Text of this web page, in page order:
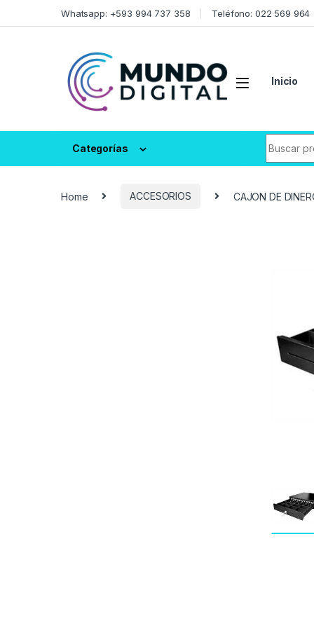
Whatsapp: +593 994 737 358 Teléfono: 022 569 964
Inicio
Categorías
Home ACCESORIOS CAJON DE